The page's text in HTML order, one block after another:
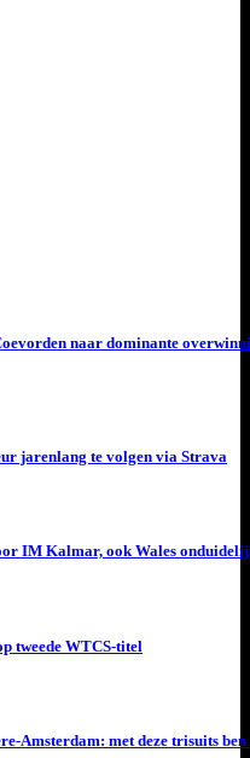
naar dominante
jarenlang te volgen via Strava
IM Kalmar, ook Wales
tweede WTCS-titel
Amsterdam: met deze trisuits ben